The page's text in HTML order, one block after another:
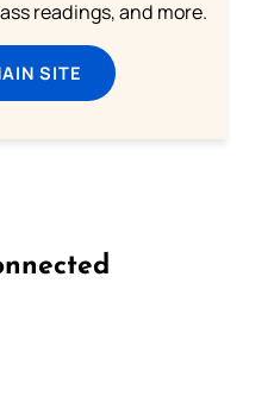
readings, and more.
SITE